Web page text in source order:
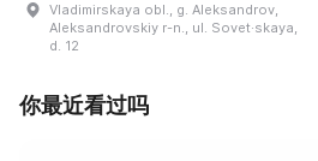
Vladimirskaya obl., g. Aleksandrov,
Aleksandrovskiy r-n., ul. Sovet·skaya,
d. 12
你最近看过吗